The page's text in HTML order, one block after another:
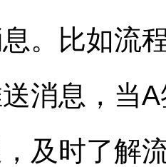
。比如流
消息，当
及时了解